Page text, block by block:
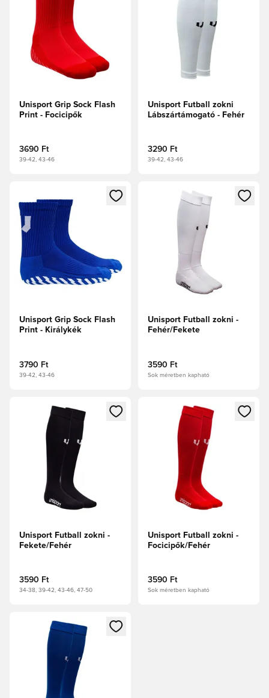
Unisport Grip Sock Flash
Print - Focicipők
3690 Ft
39-42, 43-46
Unisport Futball zokni
Lábszártámogató - Fehér
3290 Ft
39-42, 43-46
Megnyit egy modált a bejelentkezéshez vagy a tagként
Unisport Grip Sock Flash
Print - Királykék
3790 Ft
39-42, 43-46
Megnyit egy modált a
Unisport Futball zokni -
Fehér/Fekete
3590 Ft
Sok méretben kapható
Megnyit egy modált a bejelentkezéshez vagy a tagként
Unisport Futball zokni -
Fekete/Fehér
3590 Ft
34-38, 39-42, 43-46, 47-50
Megnyit egy modált a
Unisport Futball zokni -
Focicipők/Fehér
3590 Ft
Sok méretben kapható
Megnyit egy modált a bejelentkezéshez vagy a tagként